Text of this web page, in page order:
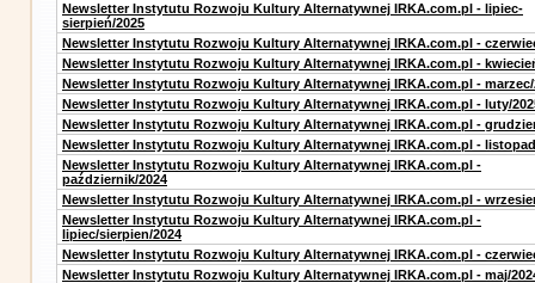
Newsletter Instytutu Rozwoju Kultury Alternatywnej IRKA.com.pl - lipiec-
sierpień/2025
Newsletter Instytutu Rozwoju Kultury Alternatywnej IRKA.com.pl -
Newsletter Instytutu Rozwoju Kultury Alternatywnej IRKA.com.pl -
Newsletter Instytutu Rozwoju Kultury Alternatywnej IRKA.com.pl - marzec/
Newsletter Instytutu Rozwoju Kultury Alternatywnej IRKA.com.pl - luty/
Newsletter Instytutu Rozwoju Kultury Alternatywnej IRKA.com.pl -
Newsletter Instytutu Rozwoju Kultury Alternatywnej IRKA.com.pl -
Newsletter Instytutu Rozwoju Kultury Alternatywnej IRKA.com.pl -
październik/2024
Newsletter Instytutu Rozwoju Kultury Alternatywnej IRKA.com.pl -
Newsletter Instytutu Rozwoju Kultury Alternatywnej IRKA.com.pl -
lipiec/sierpien/2024
Newsletter Instytutu Rozwoju Kultury Alternatywnej IRKA.com.pl -
Newsletter Instytutu Rozwoju Kultury Alternatywnej IRKA.com.pl - maj/